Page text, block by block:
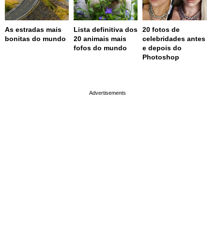
As estradas mais
bonitas do mundo
Lista definitiva dos
20 animais mais
fofos do mundo
20 fotos de
celebridades antes
e depois do
Photoshop